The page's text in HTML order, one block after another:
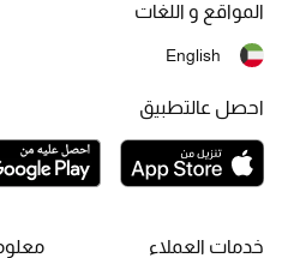
عرض كل التنزيلات
خدمات العملاء
المواقع و اللغات
English
احصل عالتطبيق